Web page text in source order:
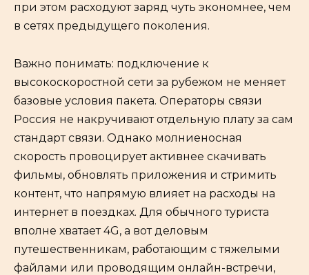
при этом расходуют заряд чуть экономнее, чем
в сетях предыдущего поколения.
Важно понимать: подключение к
высокоскоростной сети за рубежом не меняет
базовые условия пакета. Операторы связи
Россия не накручивают отдельную плату за сам
стандарт связи. Однако молниеносная
скорость провоцирует активнее скачивать
фильмы, обновлять приложения и стримить
контент, что напрямую влияет на расходы на
интернет в поездках. Для обычного туриста
вполне хватает 4G, а вот деловым
путешественникам, работающим с тяжелыми
файлами или проводящим онлайн-встречи,